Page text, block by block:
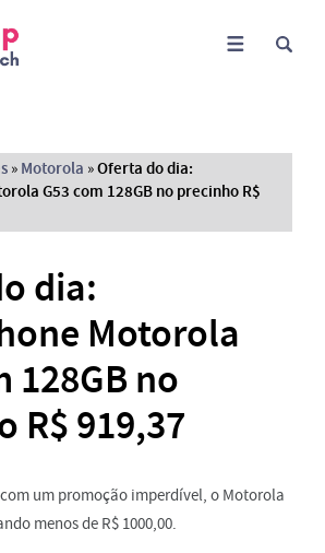
» Motorola »Oferta do dia:
G53 com 128GB no precinho R$
dia:
Motorola
128GB no
R$ 919,37
um promoção imperdível, o Motorola
menos de R$ 1000,00.